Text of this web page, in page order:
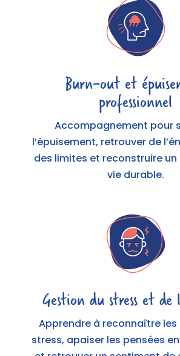
Burn-out et
professionnel
Accompagnement pour
l’épuisement, retrouver de
des limites et reconstruire
vie durable.
Gestion du stress et de
Apprendre à reconnaître les
stress, apaiser les pensées